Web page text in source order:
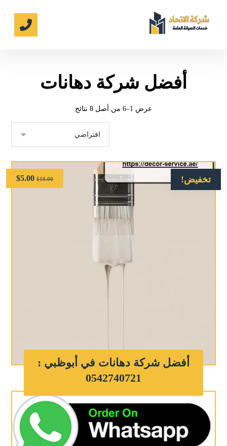
أفضل شركة دهانات
عرض 1–6 من أصل 8 نتائج
تخفيض!
أفضل شركة دهانات في أبوظبي :
0542740721
$10.00
$5.00